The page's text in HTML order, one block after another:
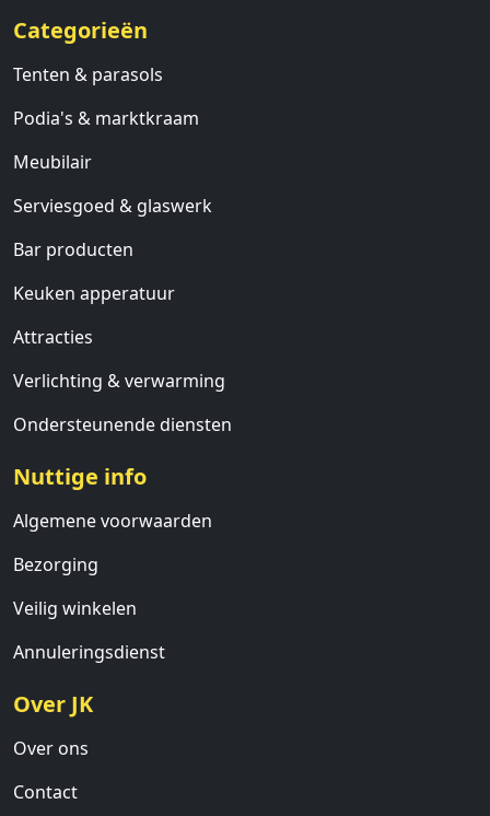
Categorieën
Tenten & parasols
Podia's & marktkraam
Meubilair
Serviesgoed & glaswerk
Bar producten
Keuken apperatuur
Attracties
Verlichting & verwarming
Ondersteunende diensten
Nuttige info
Algemene voorwaarden
Bezorging
Veilig winkelen
Annuleringsdienst
Over JK
Over ons
Contact